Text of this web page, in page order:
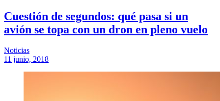
Cuestión de segundos: qué pasa si un
avión se topa con un dron en pleno vuelo
Noticias
11 junio, 2018